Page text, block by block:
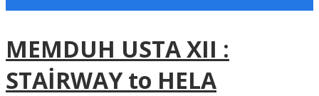
MEMDUH USTA XII :
STAİRWAY to HELA